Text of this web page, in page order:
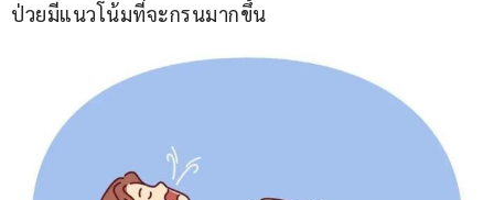
ป่วยมีแนวโน้มที่จะกรนมากขึ้น